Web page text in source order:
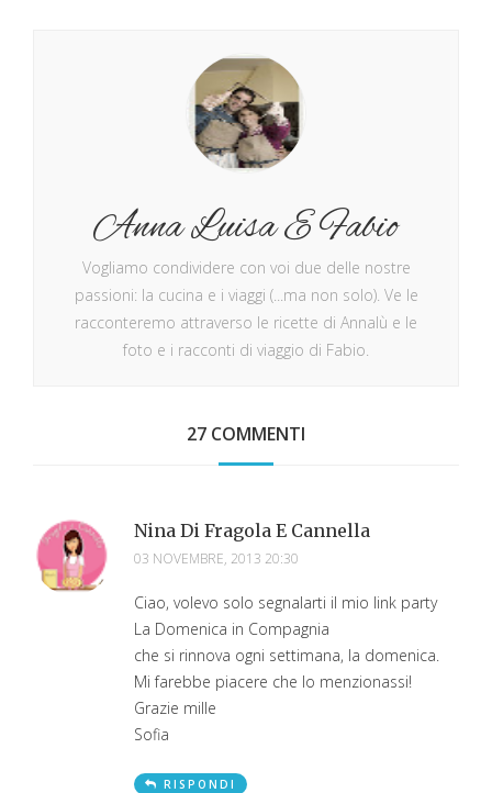
Anna Luisa E Fabio
Vogliamo condividere con voi due delle nostre
passioni: la cucina e i viaggi (...ma non solo). Ve le
racconteremo attraverso le ricette di Annalù e le
foto e i racconti di viaggio di Fabio.
27 COMMENTI
Nina Di Fragola E Cannella
03 NOVEMBRE, 2013 20:30
Ciao, volevo solo segnalarti il mio link party
La Domenica in Compagnia
che si rinnova ogni settimana, la domenica.
Mi farebbe piacere che lo menzionassi!
Grazie mille
Sofia
RISPONDI